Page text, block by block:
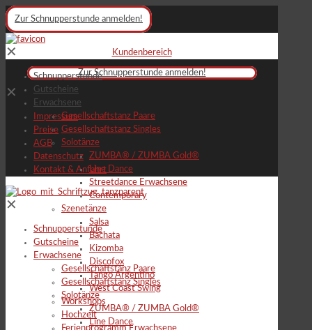
Zur Schnupperstunde anmelden!
✕
Schnupperstunde
Gutscheine
Erwachsene
Gesellschaftstanz Paare
Gesellschaftstanz Singles
Solotänze
ZUMBA® / ZUMBA Gold®
Line Dance
Streetdance Erwachsene
Contemporary
Szenetänze
Salsa
Bachata
Kizomba
Discofox
Tango Argentino
West Coast Swing
Workshops
Hochzeit
Kundenbereich
Zur Schnupperstunde anmelden!
✕
Impressum
Preise
AGB
Datenschutz
Kontakt & Anfahrt
✕
Schnupperstunde
Gutscheine
Erwachsene
Gesellschaftstanz Paare
Gesellschaftstanz Singles
Solotänze
ZUMBA® / ZUMBA Gold®
Line Dance